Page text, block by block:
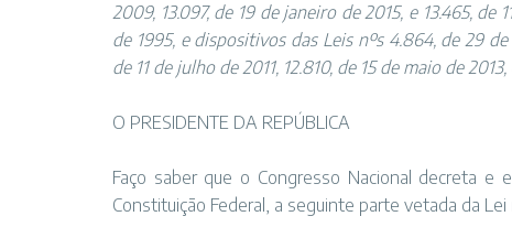
2009, 13.097, de 19 de janeiro de 2015, e 13.465,
de 1995, e dispositivos das Leis nºs 4.864, de 29
de 11 de julho de 2011, 12.810, de 15 de maio de
O PRESIDENTE DA REPÚBLICA
Faço saber que o Congresso Nacional decreta
Constituição Federal, a seguinte parte vetada da Lei